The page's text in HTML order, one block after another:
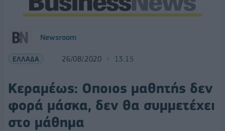
Newsroom
ΕΛΛΑΔΑ 26/08/2020 13:15
Κεραμέως: Οποιος μαθητής δεν
φορά μάσκα, δεν θα συμμετέχει
στο μάθημα